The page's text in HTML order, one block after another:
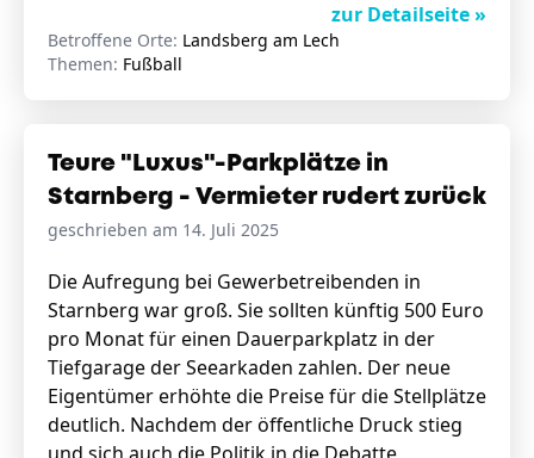
zur Detailseite »
Betroffene Orte: Landsberg am Lech
Themen: Fußball
Teure "Luxus"-Parkplätze in
Starnberg - Vermieter rudert zurück
geschrieben am 14. Juli 2025
Die Aufregung bei Gewerbetreibenden in
Starnberg war groß. Sie sollten künftig 500 Euro
pro Monat für einen Dauerparkplatz in der
Tiefgarage der Seearkaden zahlen. Der neue
Eigentümer erhöhte die Preise für die Stellplätze
deutlich. Nachdem der öffentliche Druck stieg